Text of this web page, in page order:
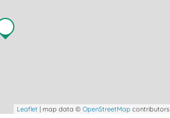
Leaflet | map data © OpenStreetMap contributors